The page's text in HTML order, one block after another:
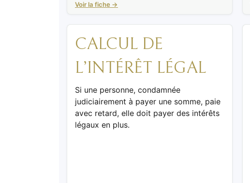
Voir la fiche →
CALCUL DE
L’INTÉRÊT LÉGAL
Si une personne, condamnée
judiciairement à payer une somme, paie
avec retard, elle doit payer des intérêts
légaux en plus.